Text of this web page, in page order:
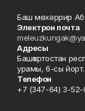
Баш мөхәррир
Электрон почта
Адресы
Башҡортостан
урамы, 6-сы йорт.
Телефон
+7 (347-64) 3-52-